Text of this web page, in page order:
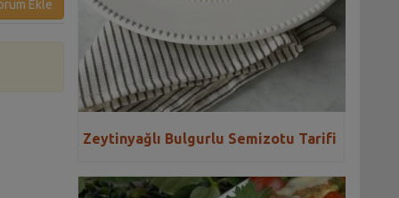
Ekle
Zeytinyağlı Bulgurlu Semizotu Tarifi